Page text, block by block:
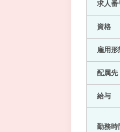
求人番
資格
雇用形
配属先
給与
勤務時